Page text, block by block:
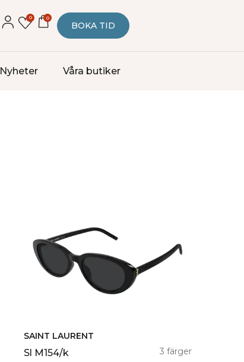
0 0
BOKA TID
Nyheter Våra butiker
SAINT LAURENT
Sl M154/k 3 färger